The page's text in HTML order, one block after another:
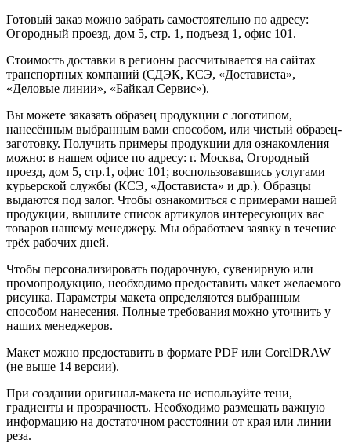
Готовый заказ можно забрать самостоятельно по адресу:
Огородный проезд, дом 5, стр. 1, подъезд 1, офис 101.
Стоимость доставки в регионы рассчитывается на сайтах
транспортных компаний (СДЭК, КСЭ, «Достависта»,
«Деловые линии», «Байкал Сервис»).
Вы можете заказать образец продукции с логотипом,
нанесённым выбранным вами способом, или чистый образец-
заготовку. Получить примеры продукции для ознакомления
можно: в нашем офисе по адресу: г. Москва, Огородный
проезд, дом 5, стр.1, офис 101; воспользовавшись услугами
курьерской службы (КСЭ, «Достависта» и др.). Образцы
выдаются под залог. Чтобы ознакомиться с примерами нашей
продукции, вышлите список артикулов интересующих вас
товаров нашему менеджеру. Мы обработаем заявку в течение
трёх рабочих дней.
Чтобы персонализировать подарочную, сувенирную или
промопродукцию, необходимо предоставить макет желаемого
рисунка. Параметры макета определяются выбранным
способом нанесения. Полные требования можно уточнить у
наших менеджеров.
Макет можно предоставить в формате PDF или CorelDRAW
(не выше 14 версии).
При создании оригинал-макета не используйте тени,
градиенты и прозрачность. Необходимо размещать важную
информацию на достаточном расстоянии от края или линии
реза.